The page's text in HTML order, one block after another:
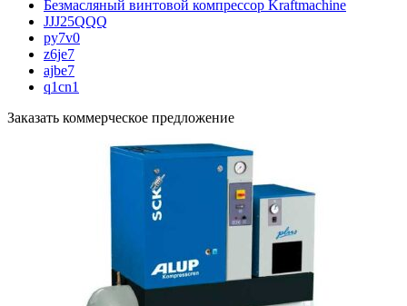
Безмасляный винтовой компрессор Kraftmaсhine
JJJ25QQQ
py7v0
z6je7
ajbe7
q1cn1
Заказать коммерческое предложение